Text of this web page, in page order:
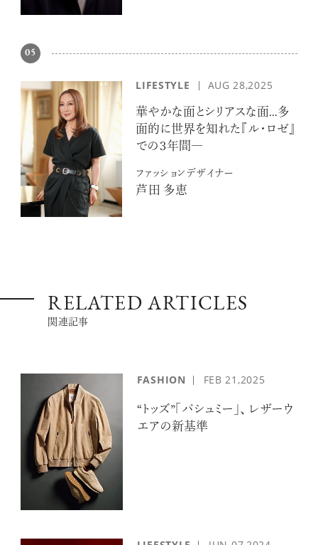
05
LIFESTYLE AUG 28,2025
華やかな面とシリアスな面…多
面的に世界を知れた『ル・ロゼ』
での３年間―
ファッションデザイナー
芦田 多恵
RELATED ARTICLES
関連記事
FASHION FEB 21,2025
“トッズ”「パシュミー」、 レザーウ
エアの新基準